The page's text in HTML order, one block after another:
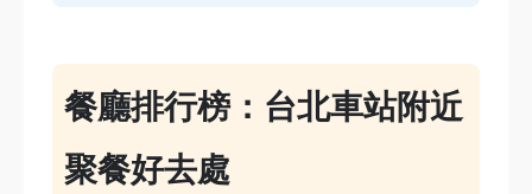
餐廳排行榜：台北車站附近
聚餐好去處